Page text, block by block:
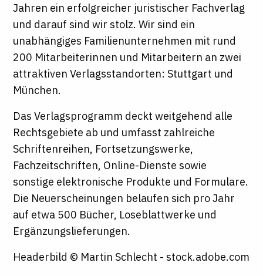
Jahren ein erfolgreicher juristischer Fachverlag
und darauf sind wir stolz. Wir sind ein
unabhängiges Familienunternehmen mit rund
200 Mitarbeiterinnen und Mitarbeitern an zwei
attraktiven Verlagsstandorten: Stuttgart und
München.
Das Verlagsprogramm deckt weitgehend alle
Rechtsgebiete ab und umfasst zahlreiche
Schriftenreihen, Fortsetzungswerke,
Fachzeitschriften, Online-Dienste sowie
sonstige elektronische Produkte und Formulare.
Die Neuerscheinungen belaufen sich pro Jahr
auf etwa 500 Bücher, Loseblattwerke und
Ergänzungslieferungen.
Headerbild © Martin Schlecht - stock.adobe.com